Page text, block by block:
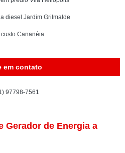
diesel Jardim Grilmalde
Cananéia
em contato
97798-7561
Gerador de Energia a